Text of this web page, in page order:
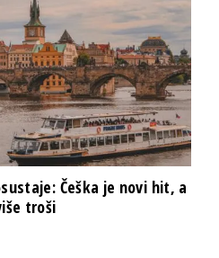
Češka je novi hit, a
troši